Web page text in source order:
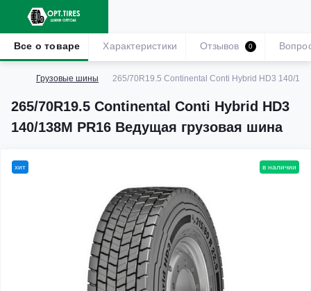
Грузовые шины 265/70R19.5 Continental Conti Hybrid HD3 140/
265/70R19.5 Continental Conti Hybrid HD3
140/138M PR16 Ведущая грузовая шина
Все о товаре Характеристики Отзывов 0
хит в наличии